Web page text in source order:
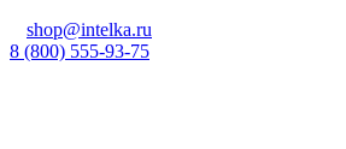
shop@intelka.ru
8 (800) 555-93-75